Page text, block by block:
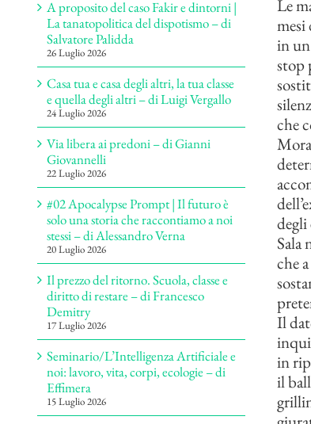
Le
mesi
in
stop
che
degli
Sala
che
Il
in
il
A proposito del caso Fakir e dintorni |
La tanatopolitica del dispotismo – di
Salvatore Palidda
26 Luglio 2026
Casa tua e casa degli altri, la tua classe
e quella degli altri – di Luigi Vergallo
24 Luglio 2026
Via libera ai predoni – di Gianni
Giovannelli
22 Luglio 2026
#02 Apocalypse Prompt | Il futuro è
solo una storia che raccontiamo a noi
stessi – di Alessandro Verna
20 Luglio 2026
Il prezzo del ritorno. Scuola, classe e
diritto di restare – di Francesco
Demitry
17 Luglio 2026
Seminario/L’Intelligenza Artificiale e
noi: lavoro, vita, corpi, ecologie – di
Effimera
15 Luglio 2026